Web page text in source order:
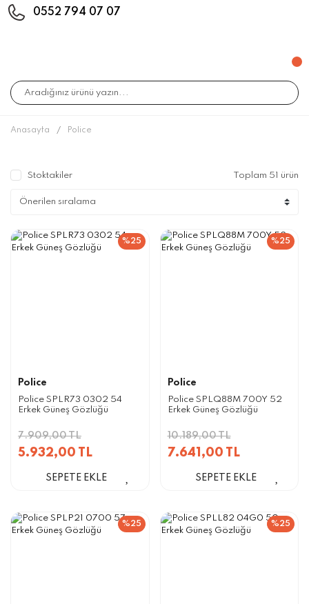
0552 794 07 07
Anasayfa Police
Stoktakiler Toplam 51 ürün
%25
Police
Police SPLR73 0302 54
Erkek Güneş Gözlüğü
7.909,00 TL
5.932,00 TL
SEPETE EKLE
%25
Police
Police SPLQ88M 700Y 52
Erkek Güneş Gözlüğü
10.189,00 TL
7.641,00 TL
SEPETE EKLE
%25 %25